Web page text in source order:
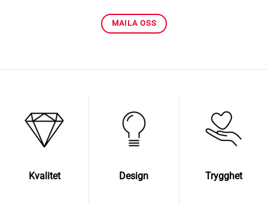
MAILA OSS
Kvalitet Design Trygghet